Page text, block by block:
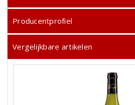
Producentprofiel
Vergelijkbare artikelen